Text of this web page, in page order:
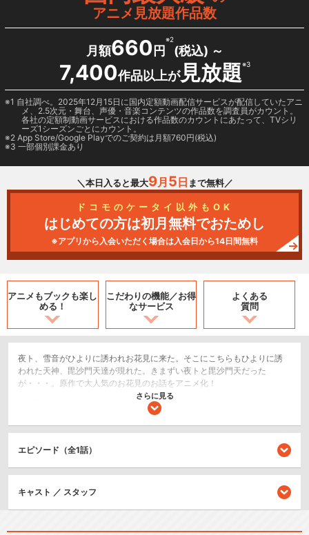
アニメ見放題作品数
月額660 円
※2
(税込) ～
7,400作品以上が見放題※3
1 自社調べ。2025年12月15日に国内定額動画配信サービスが配信していたアニ
メ、2.5次元・舞台、声優・音楽コンテンツの作品数を調査員がカウント。
各社の定額制動画サービスにおける作品数のカウントにあたって、TVシリ
ーズ1シーズンごとにカウント。
2 App Store/Google Playでのご契約は月額760円(税込)
3 一部個別課金あり
＼本日入ると最大9月 5 日 まで無料／
ドコモのケータイ以外もOK
はじめての方は初月無料でおためし
※アプリから入会いただく場合は入会日から14日間無料
アニメもブックも楽し
める！
こだわりの機能／お得
なサービス
よくある
質問
夜ト、雪音がひよりに誘われお花見に来た。そこにこちらもひよりに誘
われた天神、毘沙門天達が現れた。きまずい夜トと毘沙門天だった
が・・・。原作で大人気のお花見のお話をアニメ化！
シリーズ／関連のアニメ作品
さらに見る
エピソード（全1話）
キャスト ／ スタッフ